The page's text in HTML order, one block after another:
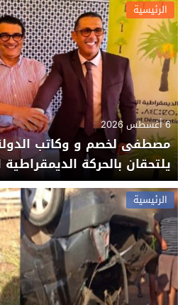
الرئيسية
6 أغسطس 2026
مصطفى لخصم و وكاتب
يلتحقان بالحركة الديمقراطية
الرئيسية